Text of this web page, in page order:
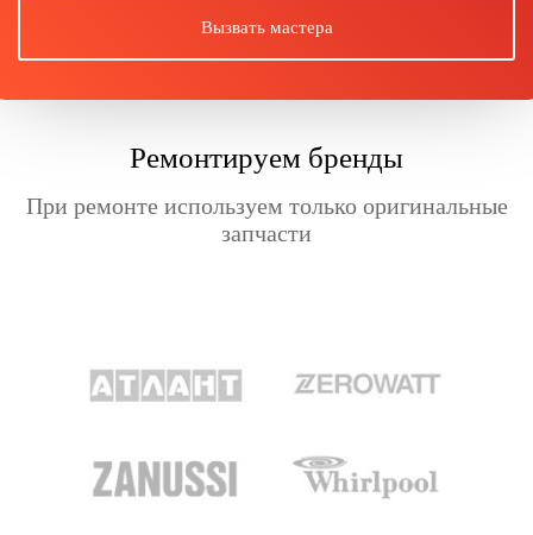
Ремонтируем бренды
При ремонте используем только оригинальные
запчасти